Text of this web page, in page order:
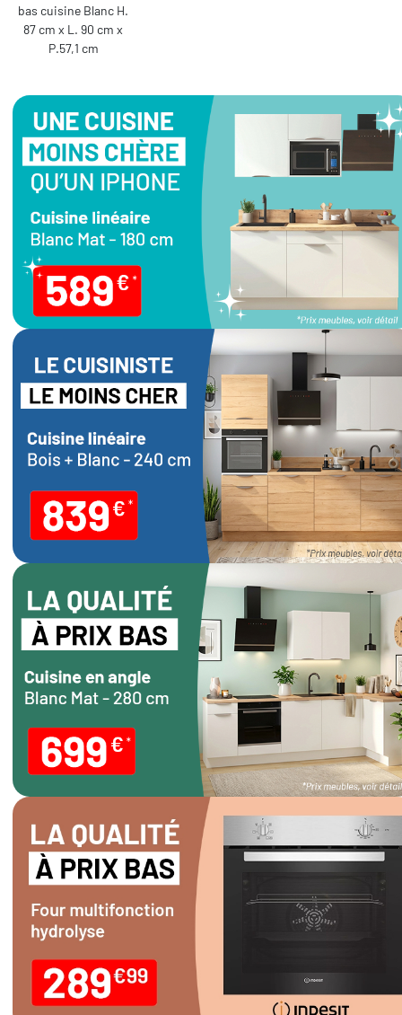
bas cuisine Blanc H.
87 cm x L. 90 cm x
P.57,1 cm